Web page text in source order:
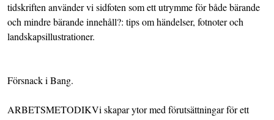
tidskriften använder vi sidfoten som ett utrymme för både bärande
och mindre bärande innehåll?: tips om händelser, fotnoter och
landskapsillustrationer.
Försnack i Bang.
ARBETSMETODIKVi skapar ytor med förutsättningar för ett